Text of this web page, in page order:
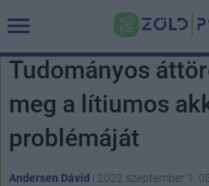
Tudományos
meg a lítiumos
problémáját
Andersen Dávid | 2022 szeptember 1.